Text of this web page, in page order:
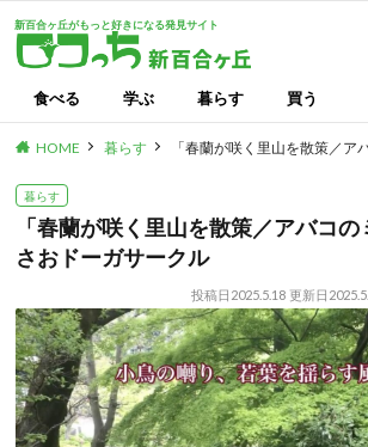
新百合ヶ丘がもっと好きになる発見サイト
食べる 学ぶ 暮らす 買う
HOME 暮らす 「春蘭が咲く里山を散策／
暮らす
「春蘭が咲く里山を散策／アバコ
さおドーガサークル
投稿日 2025.5.18 更新日